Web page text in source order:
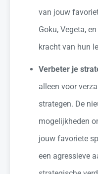
van jouw
Goku, Vegeta,
kracht van hun
Verbeter je
alleen voor
strategen. De
mogelijkheden
jouw favoriete
een agressieve